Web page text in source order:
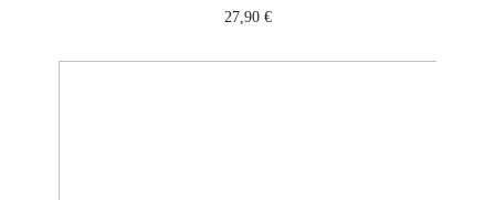
27,90 €